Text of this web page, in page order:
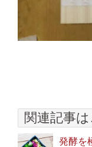
関連記事
発酵を